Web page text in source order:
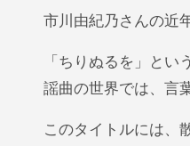
市川由紀乃さんの近
「ちりぬるを」と
謡曲の世界では、言
このタイトルには、